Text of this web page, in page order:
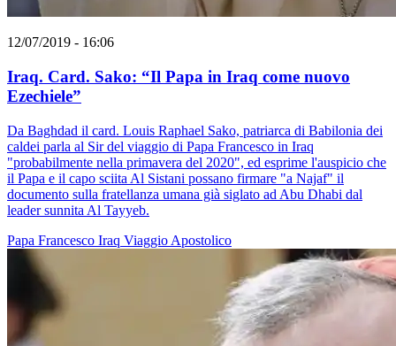
12/07/2019 - 16:06
Iraq. Card. Sako: “Il Papa in Iraq come nuovo
Ezechiele”
Da Baghdad il card. Louis Raphael Sako, patriarca di Babilonia dei
caldei parla al Sir del viaggio di Papa Francesco in Iraq
"probabilmente nella primavera del 2020", ed esprime l'auspicio che
il Papa e il capo sciita Al Sistani possano firmare "a Najaf" il
documento sulla fratellanza umana già siglato ad Abu Dhabi dal
leader sunnita Al Tayyeb.
Papa Francesco Iraq Viaggio Apostolico